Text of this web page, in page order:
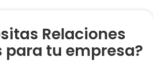
Relaciones
para tu empresa?